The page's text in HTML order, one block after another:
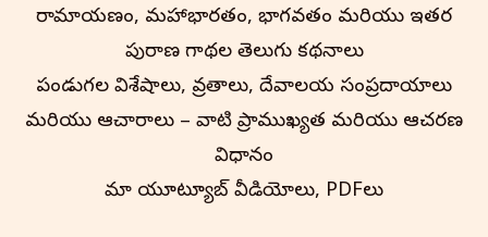
రామాయణం, మహాభారతం, భాగవతం మరియు ఇతర
పురాణ గాథల తెలుగు కథనాలు
పండుగల విశేషాలు, వ్రతాలు, దేవాలయ సంప్రదాయాలు
మరియు ఆచారాలు – వాటి ప్రాముఖ్యత మరియు ఆచరణ
విధానం
మా యూట్యూబ్ వీడియోలు, PDFలు